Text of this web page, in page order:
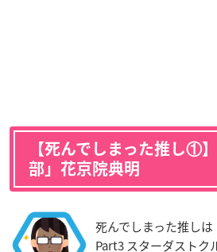
【死んでしまった推し①
部」花京院典明
死んでしまった推し
Part3 スターダストク